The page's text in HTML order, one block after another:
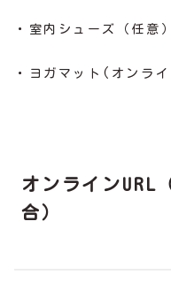
・室内シューズ（任意）
・ヨガマット(オンラ
オンラインURL
合）